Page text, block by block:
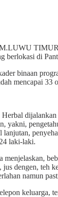
TIMUR-
berlokasi di
binaan
mencapai
dijalankan
yakni,
lanjutan,
laki-laki.
dengen, teh
namun
keluarga,